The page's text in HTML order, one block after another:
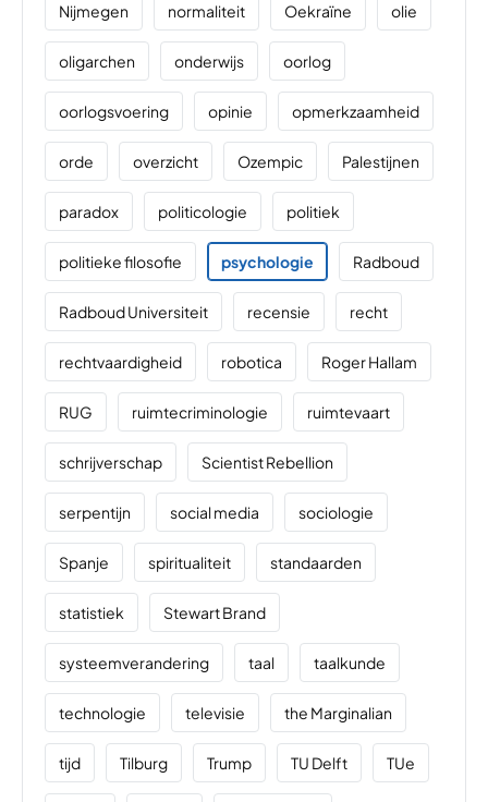
Nijmegen normaliteit Oekraïne olie
oligarchen onderwijs oorlog
oorlogsvoering opinie opmerkzaamheid
orde overzicht Ozempic Palestijnen
paradox politicologie politiek
politieke filosofie psychologie Radboud
Radboud Universiteit recensie recht
rechtvaardigheid robotica Roger Hallam
RUG ruimtecriminologie ruimtevaart
schrijverschap Scientist Rebellion
serpentijn social media sociologie
Spanje spiritualiteit standaarden
statistiek Stewart Brand
systeemverandering taal taalkunde
technologie televisie the Marginalian
tijd Tilburg Trump TU Delft TUe